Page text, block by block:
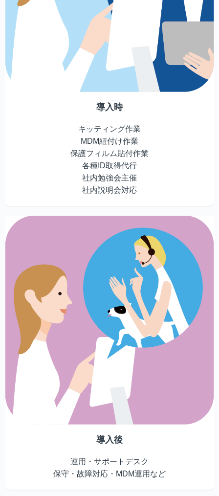
導入時
キッティング作業
MDM紐付け作業
保護フィルム貼付作業
各種ID取得代行
社内勉強会主催
社内説明会対応
導入後
運用・サポートデスク
保守・故障対応・MDM運用など